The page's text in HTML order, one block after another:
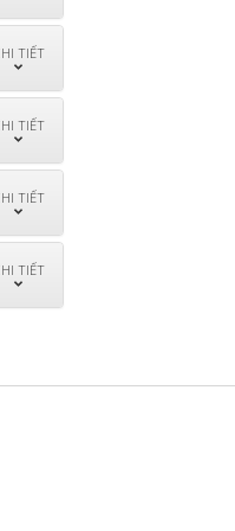
TIẾT
TIẾT
TIẾT
TIẾT